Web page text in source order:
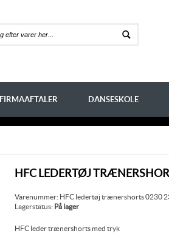
FIRMAAFTALER DANSESKOLE
HFC LEDERTØJ
Varenummer: HFC ledertøj trænershorts 0230
Lagerstatus: På lager
HFC leder trænershorts med tryk